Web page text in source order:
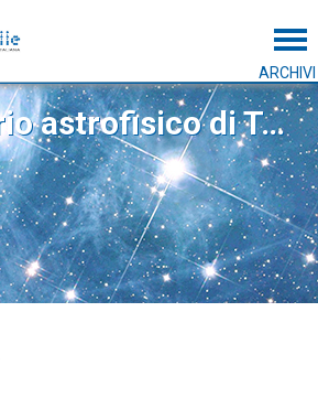
ARCHIVI
Osservatorio astrofisico di Torino